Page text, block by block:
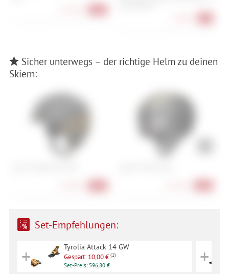
Sicher unterwegs – der richtige Helm zu deinen
Skiern:
Set-Empfehlungen:
+ Tyrolia Attack 14 GW
Gespart: 10,00 € (1)
Set-Preis: 596,80 €
+